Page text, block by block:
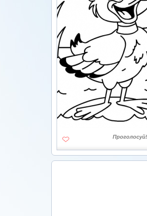
Проголосуй!